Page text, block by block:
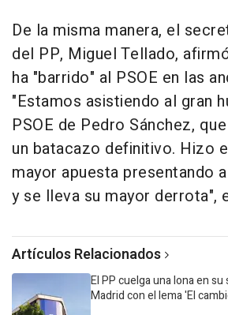
De la misma manera, el
del PP, Miguel Tellado,
ha "barrido" al PSOE en las
"Estamos asistiendo al gran
PSOE de Pedro Sánchez,
un batacazo definitivo. Hizo
mayor apuesta presentando
y se lleva su mayor derrota",
Artículos Relacionados
El PP cuelga una lona en
Madrid con el lema 'El